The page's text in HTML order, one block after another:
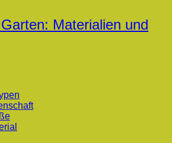
Materialien und